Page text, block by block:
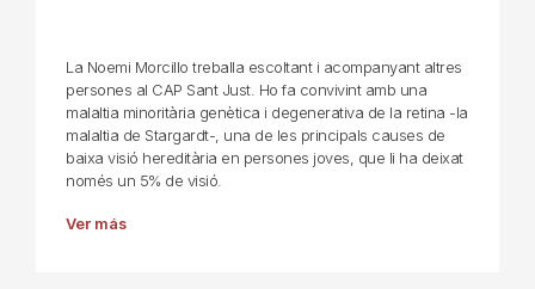
La Noemi Morcillo treballa escoltant i acompanyant altres
persones al CAP Sant Just. Ho fa convivint amb una
malaltia minoritària genètica i degenerativa de la retina -la
malaltia de Stargardt-, una de les principals causes de
baixa visió hereditària en persones joves, que li ha deixat
només un 5% de visió.
Ver más